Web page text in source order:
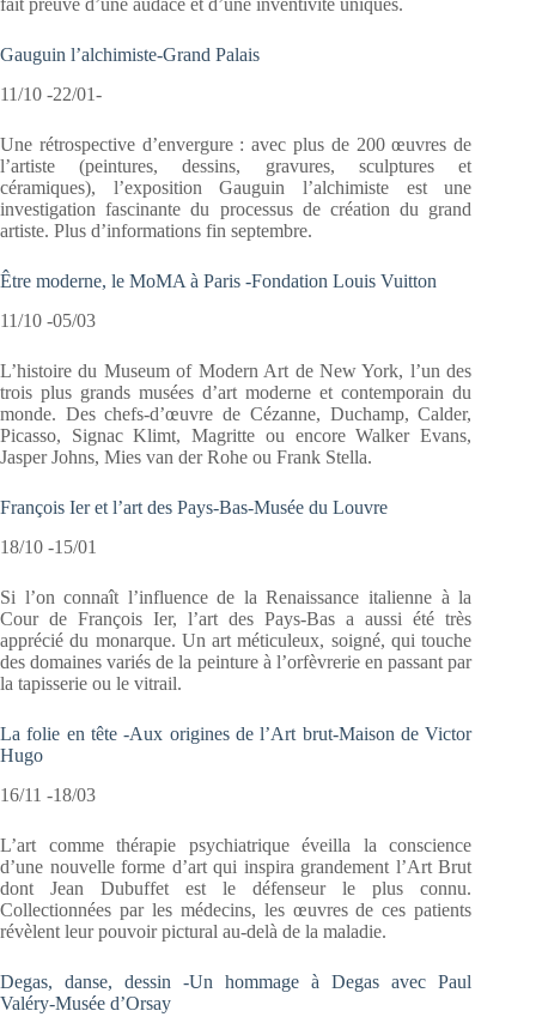
fait preuve d’une audace et d’une inventivité uniques.
Gauguin l’alchimiste-Grand Palais
11/10 -22/01-
Une rétrospective d’envergure : avec plus de 200 œuvres de
l’artiste (peintures, dessins, gravures, sculptures et
céramiques), l’exposition Gauguin l’alchimiste est une
investigation fascinante du processus de création du grand
artiste. Plus d’informations fin septembre.
Être moderne, le MoMA à Paris -Fondation Louis Vuitton
11/10 -05/03
L’histoire du Museum of Modern Art de New York, l’un des
trois plus grands musées d’art moderne et contemporain du
monde. Des chefs-d’œuvre de Cézanne, Duchamp, Calder,
Picasso, Signac Klimt, Magritte ou encore Walker Evans,
Jasper Johns, Mies van der Rohe ou Frank Stella.
François Ier et l’art des Pays-Bas-Musée du Louvre
18/10 -15/01
Si l’on connaît l’influence de la Renaissance italienne à la
Cour de François Ier, l’art des Pays-Bas a aussi été très
apprécié du monarque. Un art méticuleux, soigné, qui touche
des domaines variés de la peinture à l’orfèvrerie en passant par
la tapisserie ou le vitrail.
La folie en tête -Aux origines de l’Art brut-Maison de Victor
Hugo
16/11 -18/03
L’art comme thérapie psychiatrique éveilla la conscience
d’une nouvelle forme d’art qui inspira grandement l’Art Brut
dont Jean Dubuffet est le défenseur le plus connu.
Collectionnées par les médecins, les œuvres de ces patients
révèlent leur pouvoir pictural au-delà de la maladie.
Degas, danse, dessin -Un hommage à Degas avec Paul
Valéry-Musée d’Orsay